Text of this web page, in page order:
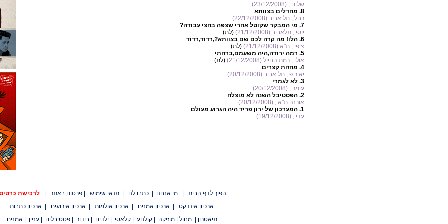
שלום , (23/12/2008)
8. מחדלים בצוותא
רחל , תל אביב (22/12/2008)
7. מי המבקר שקוטל אחרי שצפה בחצי עבודה?
יוסי , תלאביב (21/12/2008)
(לת)
6. הלו! מה קרה לכם שם בצוותא?,רדוד,רדוד
ציפי , ת"א (21/12/2008)
(לת)
5. רמה ירודה,היה משעמם,ברחתי
אולי , רמת החייל (21/12/2008)
(לת)
4. מחזות קצרים
יאיר פ , תל אביב (20/12/2008)
3. לא לגמרי
עומר , (20/12/2008)
2. הפסטיבל השנה לא מוצלח
אורנה ת"א , (20/12/2008)
1. המערכון של ירון פריד היה הגרוע מעולם
עדי , (19/12/2008)
הפוך לדף הבית מי אנחנו כתבו לנו תנאי שימוש פרסום באתר
לרכישת
ארכיון אינדקס
ארכיון אמנים ארכיון אולמות ארכיון אירועים
ארכיון כתבות
תיאטרון
|מחול |מוזיקה |קולנוע |קלאסי ילדים |בידור |פסטיבלים |עניין |אמנים